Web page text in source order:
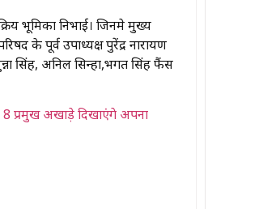
भूमिका निभाई। जिनमे मुख्य
के पूर्व उपाध्यक्ष पुरेंद्र नारायण
सिंह, अनिल सिन्हा,भगत सिंह फैंस
प्रमुख अखाड़े दिखाएंगे अपना